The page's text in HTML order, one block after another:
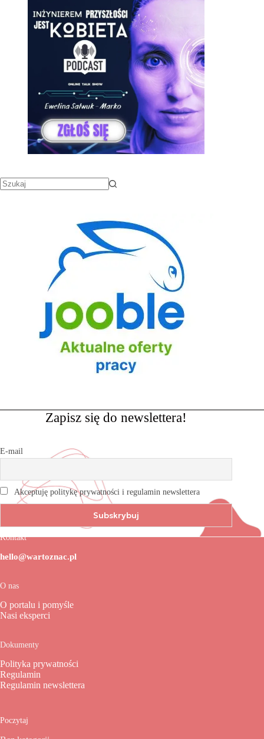
Zapisz się do newslettera!
E-mail
Akceptuję politykę prywatności i regulamin newslettera
Kontakt
hello@wartoznac.pl
O nas
O portalu i pomyśle
Nasi eksperci
Dokumenty
Polityka prywatności
Regulamin
Regulamin newslettera
Poczytaj